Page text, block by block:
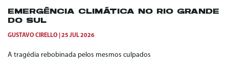
EMERGÊNCIA CLIMÁTICA NO RIO GRANDE
DO SUL
GUSTAVO CIRELLO 25 JUL 2026
A tragédia rebobinada pelos mesmos culpados